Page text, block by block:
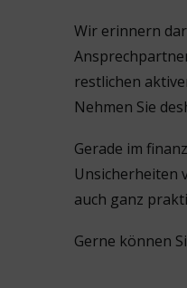
Wir erinnern
restlichen
Nehmen Sie
Gerade im
Unsicherheiten
auch ganz
Gerne können